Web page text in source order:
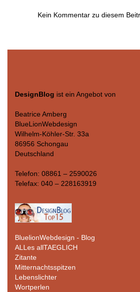
Kein Kommentar zu diesem
DesignBlog ist ein Angebot von
Beatrice Amberg
BlueLionWebdesign
Wilhelm-Köhler-Str. 33a
86956 Schongau
Deutschland
Telefon: 08861 – 2590026
Telefax: 040 – 228163919
BluelionWebdesign - Blog
ALLes allTAEGLICH
Zitante
Mitternachtsspitzen
Lebenslichter
Wortperlen